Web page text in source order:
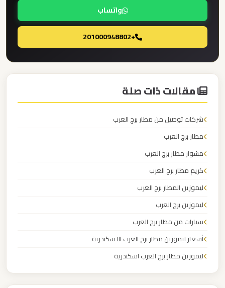
واتساب
+201000948802
مقالات ذات صلة
شركات توصيل من مطار برج العرب
مطار برج العرب
مشوار مطار برج العرب
كريم مطار برج العرب
ليموزين المطار برج العرب
ليموزين برج العرب
سيارات من مطار برج العرب
أسعار ليموزين مطار برج العرب الاسكندرية
ليموزين مطار برج العرب اسكندرية
ليموزين مطار برج العرب الاسكندرية
الخط
الساخن
ليموزين
القاهرة
أسعار
ليموزين
القاهرة
ليموزين
الغردقة
ليموزين